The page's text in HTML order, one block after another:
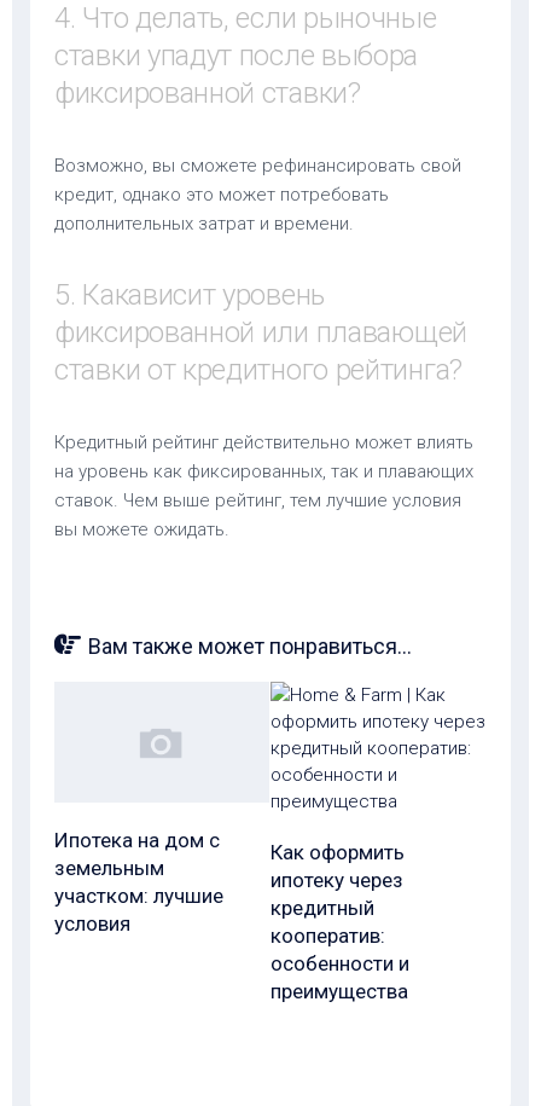
4. Что делать, если рыночные
ставки упадут после выбора
фиксированной ставки?
Возможно, вы сможете рефинансировать свой
кредит, однако это может потребовать
дополнительных затрат и времени.
5. Какависит уровень
фиксированной или плавающей
ставки от кредитного рейтинга?
Кредитный рейтинг действительно может влиять
на уровень как фиксированных, так и плавающих
ставок. Чем выше рейтинг, тем лучшие условия
вы можете ожидать.
Вам также может понравиться...
Ипотека на дом с
земельным
участком: лучшие
условия
Как оформить
ипотеку через
кредитный
кооператив:
особенности и
преимущества